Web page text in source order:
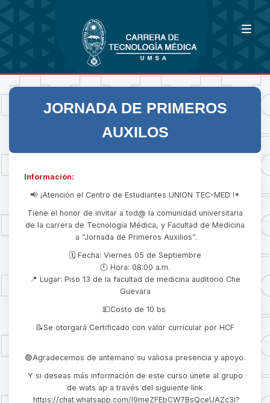
JORNADA DE PRIMEROS
AUXILOS
Información:
📢 ¡Atención el Centro de Estudiantes UNION TEC-MED !*
Tiene el honor de invitar a tod@ la comunidad universitaria
de la carrera de Tecnología Médica, y Facultad de Medicina
a “Jornada de Primeros Auxilios”.
🗓 Fecha: Viernes 05 de Septiembre
🕚 Hora: 08:00 a.m.
📍 Lugar: Piso 13 de la facultad de medicina auditorio Che
Guevara
💵Costo de 10 bs
📝Se otorgará Certificado con valor curricular por HCF
🟢Agradecemos de antemano su valiosa presencia y apoyo.
Y si deseas más información de este curso únete al grupo
de wats ap a través del siguiente link
https://chat.whatsapp.com/I9meZFEbCW7BsQceUAZc3i?